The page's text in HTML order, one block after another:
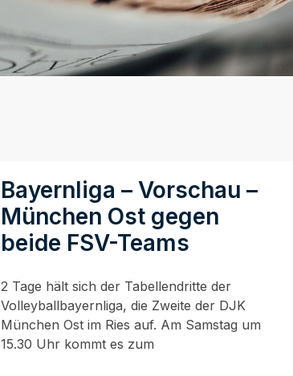
Bayernliga – Vorschau –
München Ost gegen
beide FSV-Teams
2 Tage hält sich der Tabellendritte der
Volleyballbayernliga, die Zweite der DJK
München Ost im Ries auf. Am Samstag um
15.30 Uhr kommt es zum